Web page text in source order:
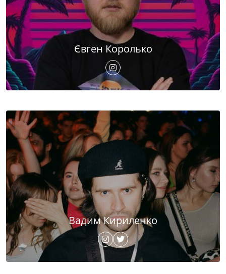
Євген Королько
Вадим Кириленко